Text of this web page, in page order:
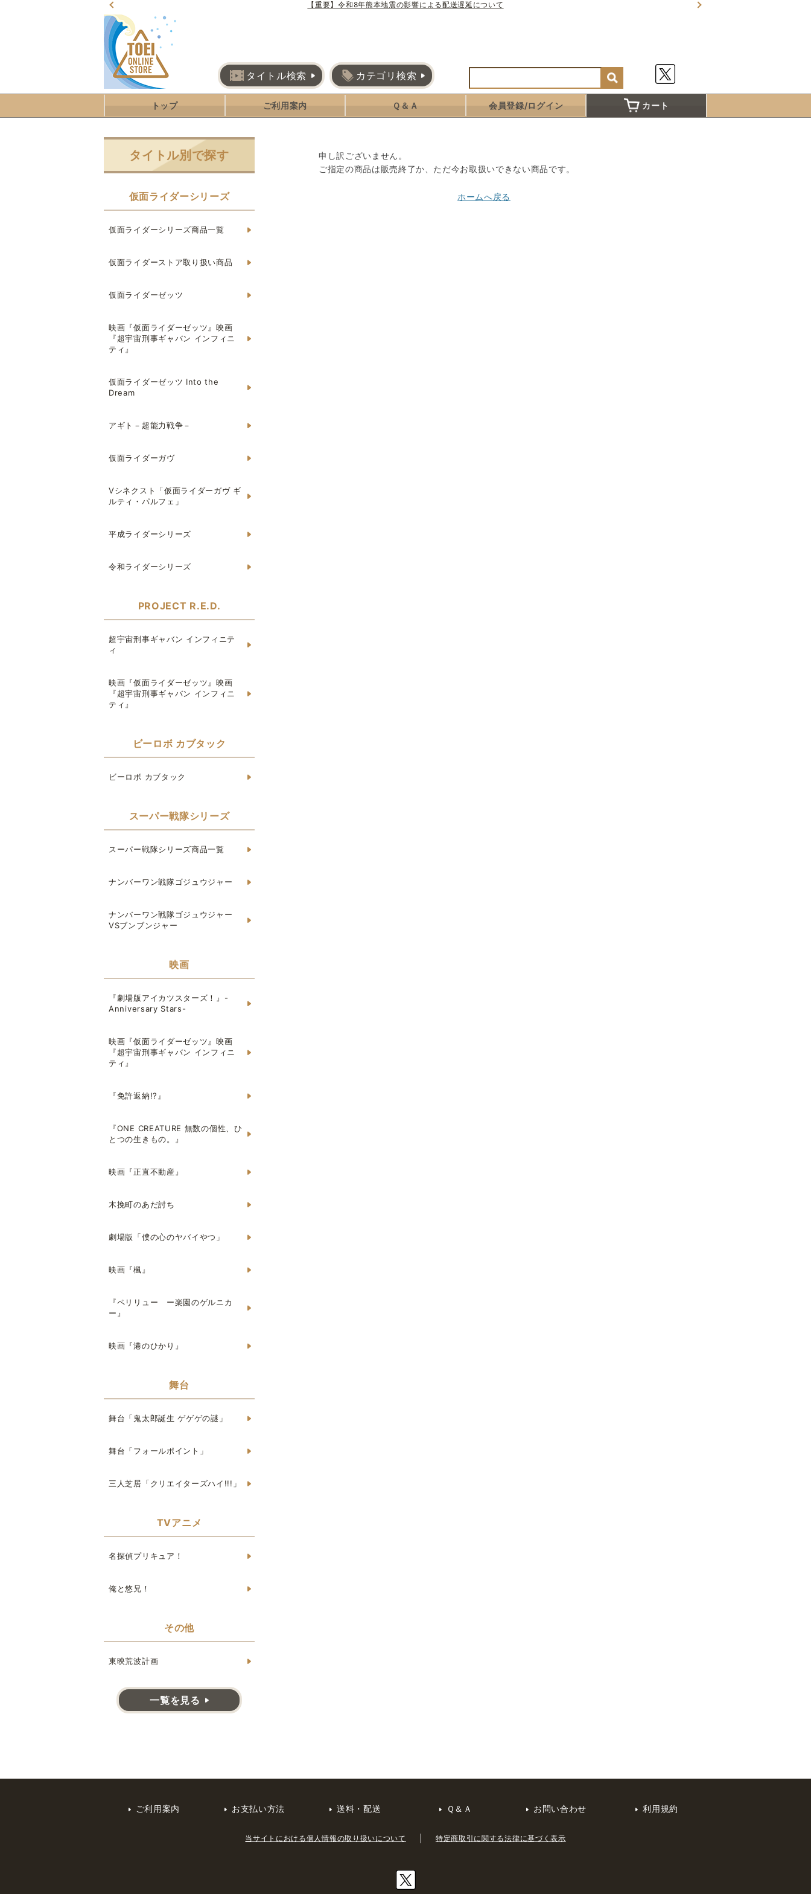
【重要】令和8年熊本地震の影響による配送遅延について
タイトル検索 カテゴリ検索
トップ ご利用案内 Ｑ＆Ａ 会員登録/ログイン カート
申し訳ございません。
ご指定の商品は販売終了か、ただ今お取扱いできない商品です。
ホームへ戻る
タイトル別で探す
仮面ライダーシリーズ
仮面ライダーシリーズ商品一覧
仮面ライダーストア取り扱い商品
仮面ライダーゼッツ
映画『仮面ライダーゼッツ』映画
『超宇宙刑事ギャバン インフィニ
ティ』
仮面ライダーゼッツ Into the
Dream
アギト－超能力戦争－
仮面ライダーガヴ
Vシネクスト「仮面ライダーガヴ ギ
ルティ・パルフェ」
平成ライダーシリーズ
令和ライダーシリーズ
PROJECT R.E.D.
超宇宙刑事ギャバン インフィニテ
ィ
映画『仮面ライダーゼッツ』映画
『超宇宙刑事ギャバン インフィニ
ティ』
ビーロボ カブタック
ビーロボ カブタック
スーパー戦隊シリーズ
スーパー戦隊シリーズ商品一覧
ナンバーワン戦隊ゴジュウジャー
ナンバーワン戦隊ゴジュウジャー
VSブンブンジャー
映画
『劇場版アイカツスターズ！』-
Anniversary Stars-
映画『仮面ライダーゼッツ』映画
『超宇宙刑事ギャバン インフィニ
ティ』
『免許返納!?』
『ONE CREATURE 無数の個性、ひ
とつの生きもの。』
映画『正直不動産』
木挽町のあだ討ち
劇場版「僕の心のヤバイやつ」
映画『楓』
『ペリリュー ー楽園のゲルニカ
ー』
映画『港のひかり』
舞台
舞台「鬼太郎誕生 ゲゲゲの謎」
舞台「フォールポイント」
三人芝居「クリエイターズハイ!!!」
TVアニメ
名探偵プリキュア！
俺と悠兄！
その他
東映荒波計画
一覧を見る
ご利用案内 お支払い方法 送料・配送 Ｑ＆Ａ お問い合わせ 利用規約
当サイトにおける個人情報の取り扱いについて 特定商取引に関する法律に基づく表示